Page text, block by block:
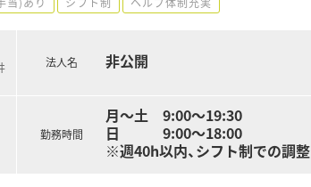
法人名 非公開
勤務時間
月～土 9:00～19:30
日 9:00～18:00
※週40h以内、シフト制での調整